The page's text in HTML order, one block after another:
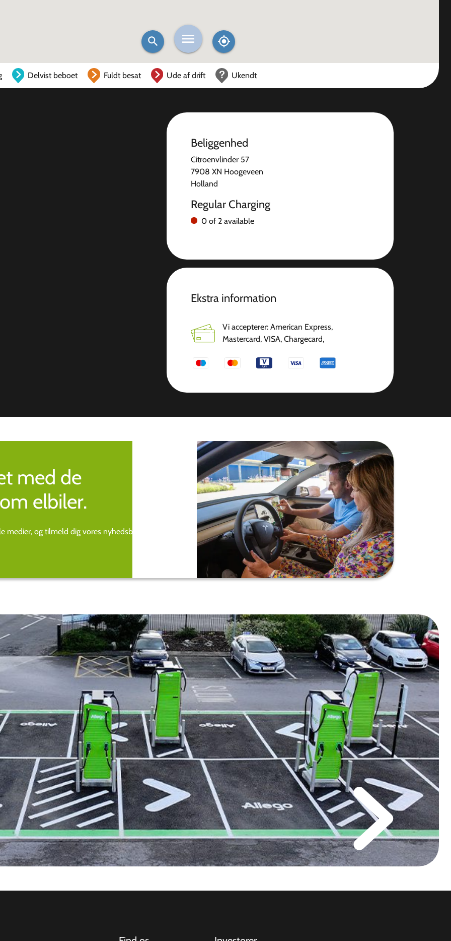
Delvist beboet Fuldt besat Ude af drift Ukendt
Beliggenhed
Citroenvlinder 57
7908 XN Hoogeveen
Holland
Regular Charging
0 of 2 available
Ekstra information
Vi accepterer: American Express,
Mastercard, VISA, Chargecard,
med de
elbiler.
og tilmeld dig vores nyhedsbrev.